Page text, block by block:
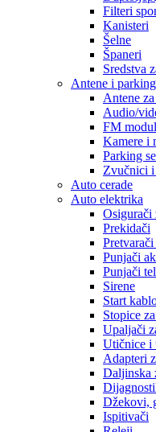
Filteri
Kanisteri
Šelne
Španeri
Sredstva
Antene i
Antene
Audio/
FM
Kamere i
Parking
Zvučnici
Auto cerade
Auto elektrika
Osigurači
Prekidači
Punjači
Punjači
Sirene
Start
Stopice
Upaljači
Utičnice i
Adapteri
Daljinska
Džekovi,
Ispitivači